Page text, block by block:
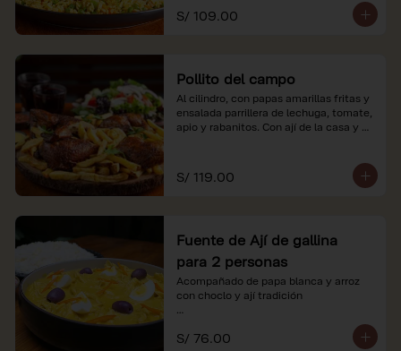
soles e incluyen impuestos de ley y
recargo al consumo.
S/ 109.00
Pollito del campo
Al cilindro, con papas amarillas fritas y
ensalada parrillera de lechuga, tomate,
apio y rabanitos. Con ají de la casa y
*Nuestros precios están expresados en
soles e incluyen impuestos de ley y
S/ 119.00
Fuente de Ají de gallina
para 2 personas
Acompañado de papa blanca y arroz
con choclo y ají tradición
*Nuestros precios están expresados en
soles e incluyen impuestos de ley y
S/ 76.00